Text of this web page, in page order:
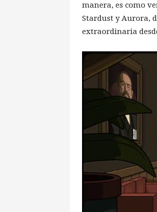
manera, es como
Stardust y Aurora,
extraordinaria